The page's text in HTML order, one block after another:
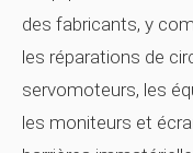
des fabricants, y
les réparations de
servomoteurs, les
les moniteurs et